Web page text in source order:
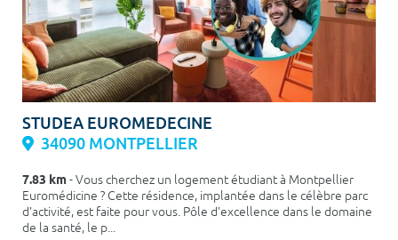
STUDEA EUROMEDECINE
34090 MONTPELLIER
7.83 km- Vous cherchez un logement étudiant à Montpellier
Euromédicine ? Cette résidence, implantée dans le célèbre parc
d'activité, est faite pour vous. Pôle d'excellence dans le domaine
de la santé, le p...